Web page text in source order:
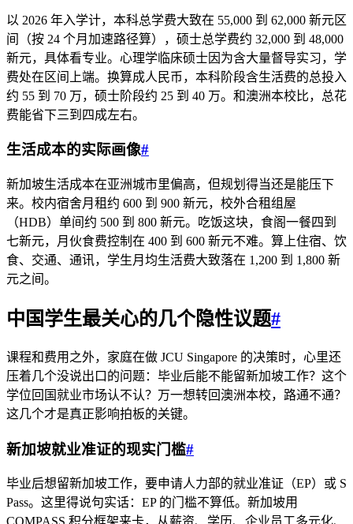
以 2026 年入学计，本科总学费大致在 55,000 到 62,000 新元区
间（按 24 个月加速路径算），硕士总学费约 32,000 到 48,000
新元，具体看专业。心理学临床硕士因为含大量督导实习，学
费处在区间上端。换算成人民币，本科阶段含生活费的总投入
约 55 到 70 万，硕士阶段约 25 到 40 万。和澳洲本校比，总花
费能省下三到四成左右。
生活成本的实际画像#
新加坡生活成本在亚洲城市里偏高，但规划得当还是能压下
来。校内宿舍月租约 600 到 900 新元，校外合租组屋
（HDB）单间约 500 到 800 新元。吃饭这块，食阁一餐四到
七新元，月伙食费控制在 400 到 600 新元不难。算上住宿、饮
食、交通、通讯，学生月均生活费大致落在 1,200 到 1,800 新
元之间。
中国学生最关心的几个隐性议题#
课程和费用之外，家庭在做 JCU Singapore 的决策时，心里还
压着几个没说出口的问题：毕业后能不能留新加坡工作？这个
学位回国就业市场认不认？万一想转回澳洲本校，路通不通？
这几个才是真正影响拍板的关键。
新加坡就业准证的现实门槛#
毕业后想留新加坡工作，要申请人力部的就业准证（EP）或 S
Pass。这里得说句实话：EP 的门槛不算低。新加坡用